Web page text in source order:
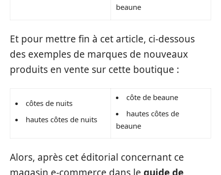
beaune
Et pour mettre fin à cet article, ci-dessous
des exemples de marques de nouveaux
produits en vente sur cette boutique :
côtes de nuits
hautes côtes de nuits
côte de beaune
hautes côtes de
beaune
Alors, après cet éditorial concernant ce
magasin e-commerce dans le guide de